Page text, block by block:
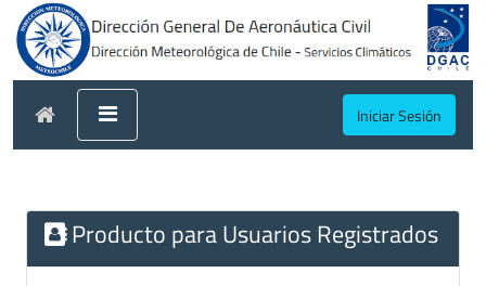
Iniciar Sesión
Producto para Usuarios Registrados